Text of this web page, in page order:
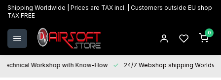
Shipping Worldwide | Prices are TAX incl. | Customers outside EU shop
TAX FREE
0
Technical Workshop with Know-How 24/7 Webshop shipping